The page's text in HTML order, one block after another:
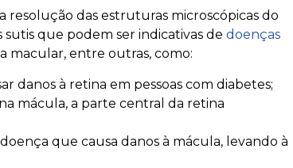
resolução das estruturas microscópicas do
que podem ser indicativas de doenças
macular, entre outras, como:
danos à retina em pessoas com diabetes;
mácula, a parte central da retina
que causa danos à mácula, levando à